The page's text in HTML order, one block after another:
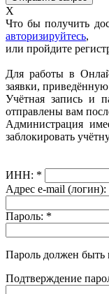
X
Что бы получить
авторизируйтесь,
или пройдите
Для работы в
заявки,
Учётная запись и
отправлены вам
Администрация
заблокировать
ИНН: *
Адрес e-mail (логин):
Пароль: *
Пароль должен быть
Подтверждение